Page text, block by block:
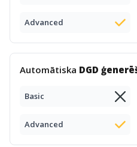
Advanced
Automātiska DGD
Basic
Advanced